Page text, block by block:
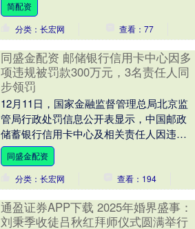
简配资
分类：长宏网
查看：77
同盛金配资 邮储银行信用卡中心因多
项违规被罚款300万元，3名责任人同
步领罚
12月11日，国家金融监督管理总局北京监
管局行政处罚信息公开表显示，中国邮政
储蓄银行信用卡中心及相关责任人因违规
开展商品电销分期业务、提前还款收取全
额手续费、授....
同盛金配资
分类：长宏网
查看：194
通盈证券APP下载 2025年婚界盛事：
刘秉季收徒吕秋红拜师仪式圆满举行